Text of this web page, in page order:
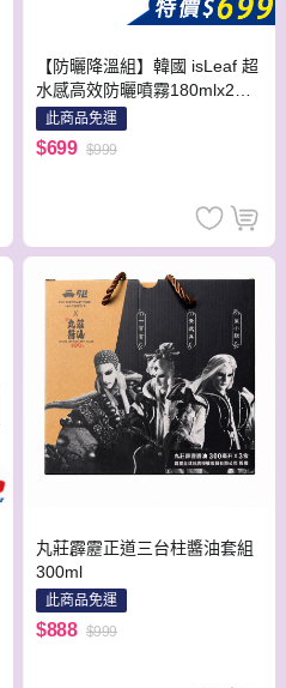
【防曬降溫組】韓國 isLeaf 超
水感高效防曬噴霧180mlx2入
(冰鎮保濕+冰霧亮白)+舒潔 沁
涼冰巾10抽x6包
此商品免運
$699 $999
丸莊霹靂正道三台柱醬油套組
300ml
此商品免運
$888 $999